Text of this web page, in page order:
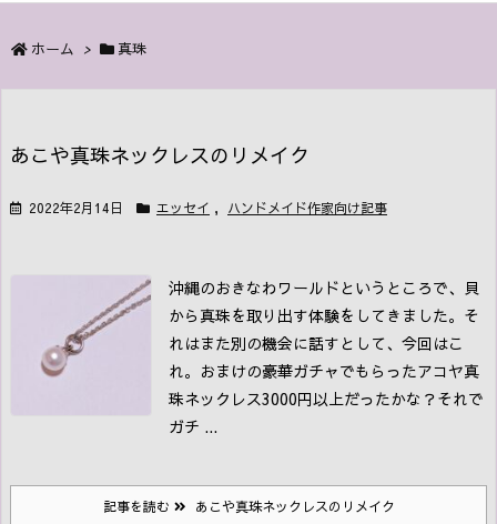
ホーム > 真珠
あこや真珠ネックレスのリメイク
2022年2月14日 エッセイ , ハンドメイド作家向け記事
沖縄のおきなわワールドというところで、貝
から真珠を取り出す体験をしてきました。 そ
れはまた別の機会に話すとして、今回はこ
れ。 おまけの豪華ガチャでもらったアコヤ真
珠ネックレス3000円以上だったかな？それで
ガチ ...
記事を読む あこや真珠ネックレスのリメイク